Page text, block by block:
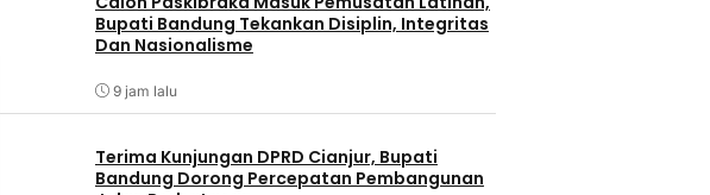
Bupati Bandung Tekankan Disiplin, Integritas
Dan Nasionalisme
9 jam lalu
Terima Kunjungan DPRD Cianjur, Bupati
Bandung Dorong Percepatan Pembangunan